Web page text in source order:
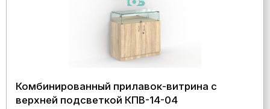
Комбинированный прилавок-витрина с
верхней подсветкой КПВ-14-04